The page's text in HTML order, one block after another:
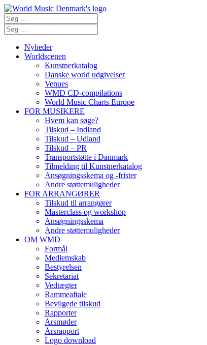
Nyheder
Worldscenen
Kunstnerkatalog
Danske world udgivelser
Venues
WMD CD-compilations
World Music Charts Europe
FOR MUSIKERE
Hvem kan søge?
Tilskud – Indland
Tilskud – Udland
Tilskud – PR
Transportstøtte i Danmark
Tilmelding til Kunstnerkatalog
Ansøgningsskema og -frister
Andre støttemuligheder
FOR ARRANGØRER
Tilskud til arrangører
Masterclass og workshop
Ansøgningsskema
Andre støttemuligheder
OM WMD
Formål
Medlemskab
Bestyrelsen
Sekretariat
Vedtægter
Rammeaftale
Bevilgede tilskud
Rapporter
Årsmøder
Årsrapport
Logo download